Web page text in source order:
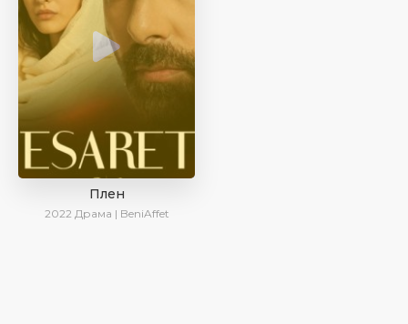
Плен
2022 Драма | BeniAffet